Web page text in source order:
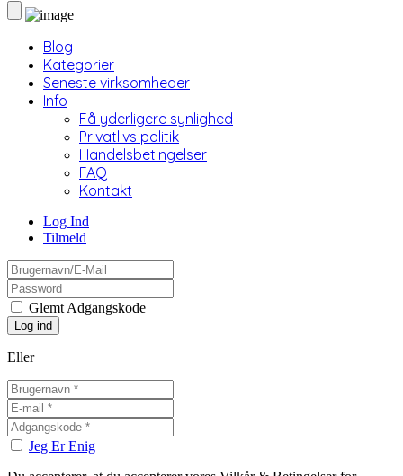
Blog
Kategorier
Seneste virksomheder
Info
Få yderligere synlighed
Privatlivs politik
Handelsbetingelser
FAQ
Kontakt
Log Ind
Tilmeld
Glemt Adgangskode
Eller
Jeg Er Enig